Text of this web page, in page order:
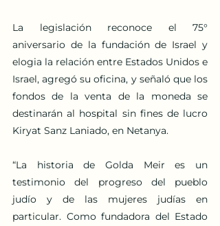
La legislación reconoce el 75°
aniversario de la fundación de Israel y
elogia la relación entre Estados Unidos e
Israel, agregó su oficina, y señaló que los
fondos de la venta de la moneda se
destinarán al hospital sin fines de lucro
Kiryat Sanz Laniado, en Netanya.
“La historia de Golda Meir es un
testimonio del progreso del pueblo
judío y de las mujeres judías en
particular. Como fundadora del Estado